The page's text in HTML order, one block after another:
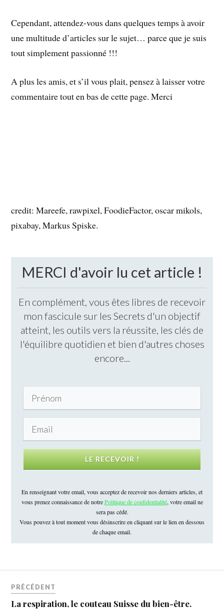
Cependant, attendez-vous dans quelques temps à avoir
une multitude d’articles sur le sujet… parce que je suis
tout simplement passionné !!!
A plus les amis, et s’il vous plait, pensez à laisser votre
commentaire tout en bas de cette page. Merci
credit: Mareefe, rawpixel, FoodieFactor, oscar mikols,
pixabay, Markus Spiske.
MERCI d'avoir lu cet article !
En complément, vous êtes libres de recevoir
mon fascicule sur les Secrets d'un objectif
atteint, les outils vers la réussite, les clés de
l'équilibre quotidien et bien d'autres choses
encore...
LE RECEVOIR !
En renseignant votre email, vous acceptez de recevoir nos derniers articles, et
vous prenez connaissance de notrePolitique de confidentialité, votre email ne
sera pas cédé.
Vous pouvez à tout moment vous désinscrire en cliquant sur le lien en dessous
de chaque email.
PRÉCÉDENT
La respiration, le couteau Suisse du bien-être.